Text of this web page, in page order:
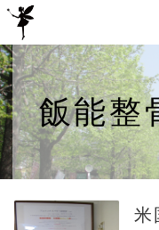
飯能整
米